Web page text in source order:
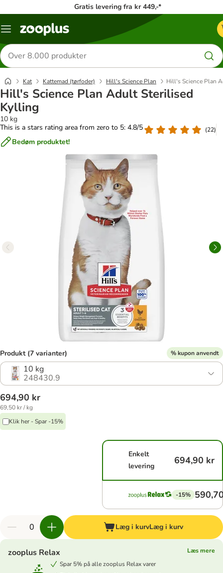
Gratis levering fra kr 449,-*
Menu
Søg
efter
produkter
Kat Kattemad (tørfoder) Hill's Science Plan Hill's Science Plan
Hill's Science Plan Adult Sterilised
Kylling
10 kg
This is a stars rating area from zero to 5: 4.8/5
(22)
Bedøm produktet!
Produkt (7 varianter) % kupon anvendt
10 kg
248430.9
694,90 kr
69,50 kr / kg
Klik her - Spar -15%
Enkelt
levering
694,90 kr
-15%
Læg i kurvLæg i kurv
zooplus Relax
Læs mere
Spar 5% på alle zooplus Relax varer